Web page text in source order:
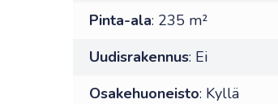
Pinta-ala: 235 m²
Uudisrakennus: Ei
Osakehuoneisto: Kyllä